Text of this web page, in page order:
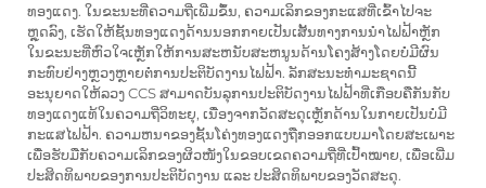
ທອງແດງ. ໃນຂະນະທີ່ຄວາມຖີ່ເພີ່ມຂຶ້ນ, ຄວາມເລິກຂອງກະແສທີ່ເຂົ້າໄປຈະ
ຫຼຸດລົງ, ເຮັດໃຫ້ຊັ້ນທອງແດງດ້ານນອກກາຍເປັນເສັ້ນທາງການນຳໄຟຟ້າຫຼັກ
ໃນຂະນະທີ່ຫົວໃຈເຫຼັກໃຫ້ການສະຫນັບສະຫນູນດ້ານໂຄງສ້າງໂດຍບໍ່ມີຜົນ
ກະທົບຢ່າງຫຼວງຫຼາຍຕໍ່ການປະຕິບັດງານໄຟຟ້າ. ລັກສະນະທຳມະຊາດນີ້
ອະນຸຍາດໃຫ້ລວງ CCS ສາມາດບັນລຸການປະຕິບັດງານໄຟຟ້າທີ່ເກືອບຄືກັນກັບ
ທອງແດງແທ້ໃນຄວາມຖີ່ວິທະຍຸ, ເນື່ອງຈາກວັດສະດຸເຫຼັກດ້ານໃນກາຍເປັນບໍ່ມີ
ກະແສໄຟຟ້າ. ຄວາມຫນາຂອງຊັ້ນໂຄ່ງທອງແດງຖືກອອກແບບມາໂດຍສະເພາະ
ເພື່ອຮັບມືກັບຄວາມເລິກຂອງຜິວໜັງໃນຂອບເຂດຄວາມຖີ່ທີ່ເປົ້າໝາຍ, ເພື່ອເພີ່ມ
ປະສິດທິພາບຂອງການປະຕິບັດງານ ແລະ ປະສິດທິພາບຂອງວັດສະດຸ.